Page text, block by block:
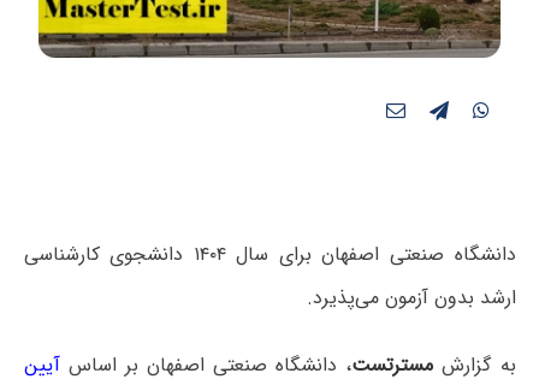
دانشگاه صنعتی اصفهان برای سال ۱۴۰۴ دانشجوی کارشناسی
ارشد بدون آزمون می‌پذیرد.
به گزارش مسترتست، دانشگاه صنعتی اصفهان بر اساسآیین